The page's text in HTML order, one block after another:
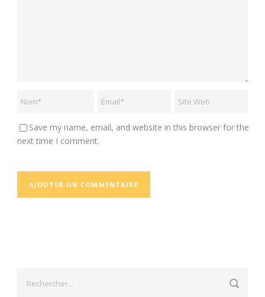
Save my name, email, and website in this browser for the
next time I comment.